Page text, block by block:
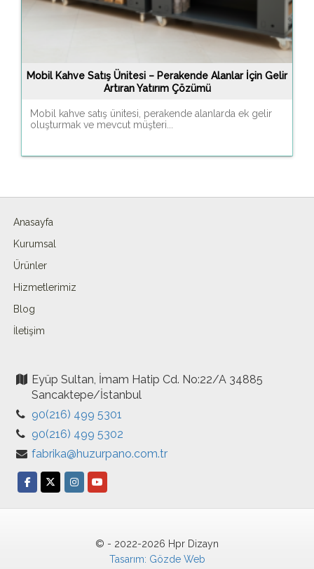
Mobil Kahve Satış Ünitesi – Perakende Alanlar İçin Gelir
Artıran Yatırım Çözümü
Mobil kahve satış ünitesi, perakende alanlarda ek gelir
oluşturmak ve mevcut müşteri...
Anasayfa
Kurumsal
Ürünler
Hizmetlerimiz
Blog
İletişim
Eyüp Sultan, İmam Hatip Cd. No:22/A 34885
Sancaktepe/İstanbul
90(216) 499 5301
90(216) 499 5302
fabrika@huzurpano.com.tr
© - 2022-2026 Hpr Dizayn
Tasarım: Gözde Web